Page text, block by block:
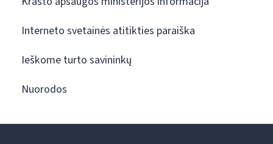
Interneto svetainės atitikties paraiška
Ieškome turto savininkų
Nuorodos